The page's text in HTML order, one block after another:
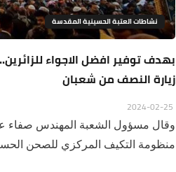
نشاطات العتبة الحسينية المقدسة
بهدف توفير افضل الاجواء
زيارة النصف من شعبان
وقال مسؤول الشعبة المهندس صفاء
منظومة التكيف المركزي للصحن